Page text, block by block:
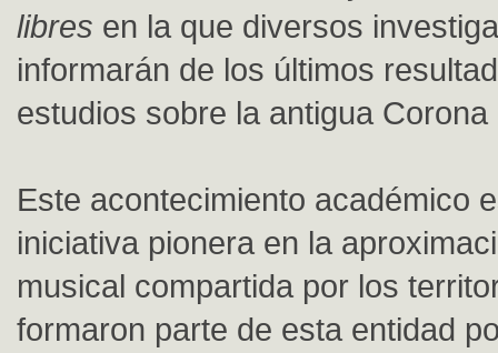
libres en la que diversos
informarán de los últimos
estudios sobre la antigua Corona
Este acontecimiento académico
iniciativa pionera en la
musical compartida por los
formaron parte de esta entidad